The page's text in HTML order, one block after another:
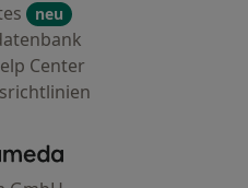
neu
Center
Jameda - Startseite